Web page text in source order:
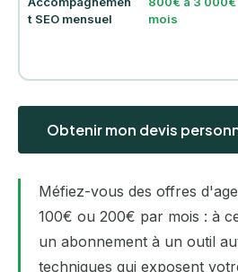
t SEO mensuel
mois
Obtenir mon devis
Méfiez-vous des offres
100€ ou 200€ par mois : à
un abonnement à un outil
techniques qui exposent